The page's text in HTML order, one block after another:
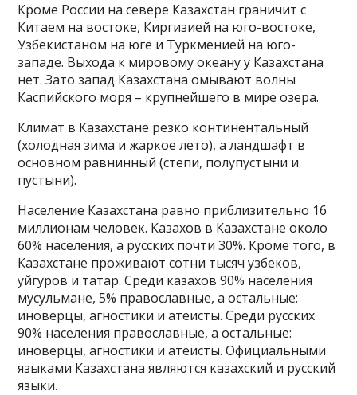
Кроме России на севере Казахстан граничит с
Китаем на востоке, Киргизией на юго-востоке,
Узбекистаном на юге и Туркменией на юго-
западе. Выхода к мировому океану у Казахстана
нет. Зато запад Казахстана омывают волны
Каспийского моря – крупнейшего в мире озера.
Климат в Казахстане резко континентальный
(холодная зима и жаркое лето), а ландшафт в
основном равнинный (степи, полупустыни и
пустыни).
Население Казахстана равно приблизительно 16
миллионам человек. Казахов в Казахстане около
60% населения, а русских почти 30%. Кроме того, в
Казахстане проживают сотни тысяч узбеков,
уйгуров и татар. Среди казахов 90% населения
мусульмане, 5% православные, а остальные:
иноверцы, агностики и атеисты. Среди русских
90% населения православные, а остальные:
иноверцы, агностики и атеисты. Официальными
языками Казахстана являются казахский и русский
языки.